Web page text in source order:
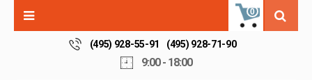
0
(495) 928-55-91 (495) 928-71-90
9:00 - 18:00